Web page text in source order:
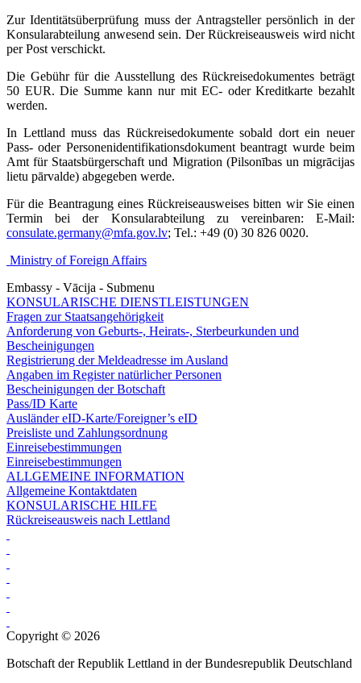
Zur Identitätsüberprüfung muss der Antragsteller persönlich in der
Konsularabteilung anwesend sein. Der Rückreiseausweis wird nicht
per Post verschickt.
Die Gebühr für die Ausstellung des Rückreisedokumentes beträgt
50 EUR. Die Summe kann nur mit EC- oder Kreditkarte bezahlt
werden.
In Lettland muss das Rückreisedokumente sobald dort ein neuer
Pass- oder Personenidentifikationsdokument beantragt wurde beim
Amt für Staatsbürgerschaft und Migration (Pilsonības un migrācijas
lietu pārvalde) abgegeben werde.
Für die Beantragung eines Rückreiseausweises bitten wir Sie einen
Termin bei der Konsularabteilung zu vereinbaren: E-Mail:
consulate.germany@mfa.gov.lv; Tel.: +49 (0) 30 826 0020.
Ministry of Foreign Affairs
Embassy - Vācija - Submenu
KONSULARISCHE DIENSTLEISTUNGEN
Fragen zur Staatsangehörigkeit
Anforderung von Geburts-, Heirats-, Sterbeurkunden und
Bescheinigungen
Registrierung der Meldeadresse im Ausland
Angaben im Register natürlicher Personen
Bescheinigungen der Botschaft
Pass/ID Karte
Ausländer eID-Karte/Foreigner’s eID
Preisliste und Zahlungsordnung
Einreisebestimmungen
Einreisebestimmungen
ALLGEMEINE INFORMATION
Allgemeine Kontaktdaten
KONSULARISCHE HILFE
Rückreiseausweis nach Lettland
Copyright © 2026
Botschaft der Republik Lettland in der Bundesrepublik Deutschland